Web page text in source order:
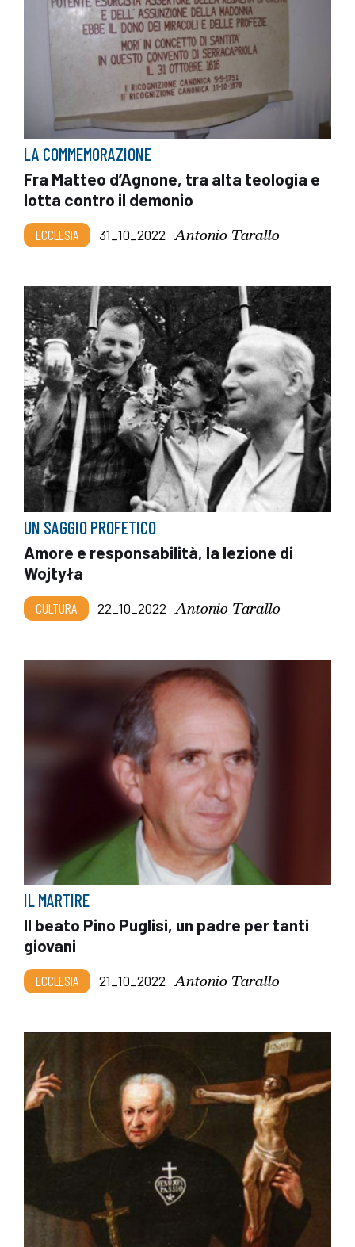
LA COMMEMORAZIONE
Fra Matteo d’Agnone, tra alta teologia e
lotta contro il demonio
ECCLESIA 31_10_2022 Antonio Tarallo
UN SAGGIO PROFETICO
Amore e responsabilità, la lezione di
Wojtyła
CULTURA 22_10_2022 Antonio Tarallo
IL MARTIRE
Il beato Pino Puglisi, un padre per tanti
giovani
ECCLESIA 21_10_2022 Antonio Tarallo